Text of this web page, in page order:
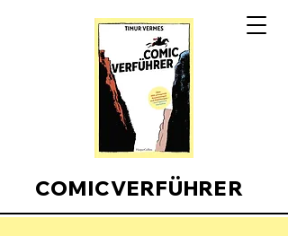
COMICVERFÜHRER